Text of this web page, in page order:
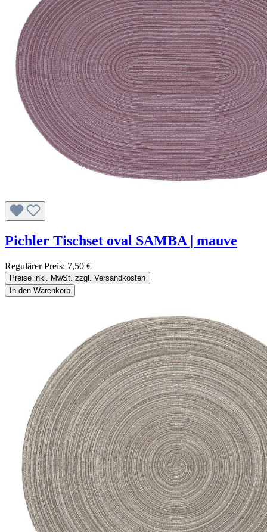
Pichler Tischset oval SAMBA | mauve
Regulärer Preis: 7,50 €
Preise inkl. MwSt. zzgl. Versandkosten
In den Warenkorb